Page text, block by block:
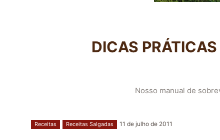
DICAS
Nosso manual de
Receitas Receitas Salgadas 11 de julho de 2011